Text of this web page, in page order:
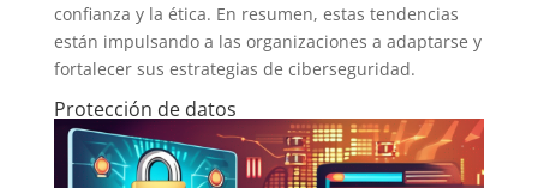
confianza y la ética. En resumen, estas tendencias
están impulsando a las organizaciones a adaptarse y
fortalecer sus estrategias de ciberseguridad.
Protección de datos